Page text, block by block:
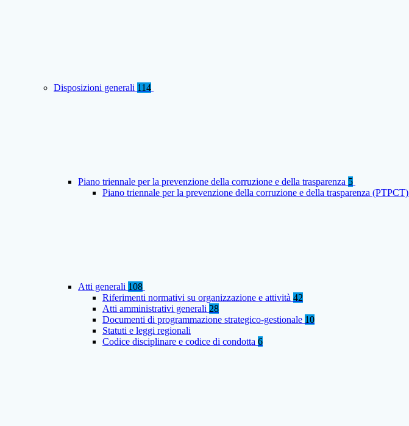
Disposizioni generali 114
Piano triennale per la prevenzione della corruzione e della trasparenza 5
Piano triennale per la prevenzione della corruzione e della trasparenza (PTPCT)
Atti generali 108
Riferimenti normativi su organizzazione e attività 42
Atti amministrativi generali 28
Documenti di programmazione strategico-gestionale 10
Statuti e leggi regionali
Codice disciplinare e codice di condotta 6